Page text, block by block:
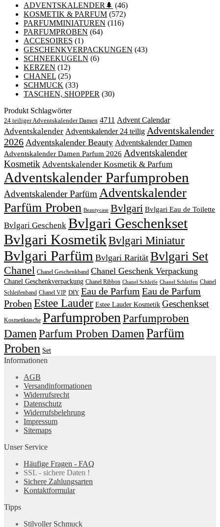
ADVENTSKALENDER🌲 (46)
KOSMETIK & PARFUM (572)
PARFUMMINIATUREN (116)
PARFUMPROBEN (64)
ACCESOIRES (1)
GESCHENKVERPACKUNGEN (43)
SCHNEEKUGELN (6)
KERZEN (12)
CHANEL (25)
SCHMUCK (33)
TASCHEN, SHOPPER (30)
Produkt Schlagwörter
24 teiliger Adventskalender Damen 4711 Advent Calendar
Adventskalender Adventskalender 24 teilig Adventskalender
2026 Adventskalender Beauty Adventskalender Damen
Adventskalender Damen Parfum 2026 Adventskalender
Kosmetik Adventskalender Kosmetik & Parfum
Adventskalender Parfumproben
Adventskalender Parfüm Adventskalender
Parfüm Proben Beautycase Bvlgari Bvlgari Eau de Toilette
Bvlgari Geschenk Bvlgari Geschenkset
Bvlgari KosmetikBvlgari Miniatur
Bvlgari Parfüm Bvlgari Rarität Bvlgari Set
Chanel Chanel Geschenkband Chanel Geschenk Verpackung
Chanel Geschenkverpackung Chanel Ribbon Chanel Schleife Chanel Schleifen Chanel
Schleifenband Chanel VIP DIY Eau de Parfum Eau de Parfum
Proben Estee Lauder Estee Lauder Kosmetik Geschenkset
Kosmetiktasche Parfumproben Parfumproben
Damen Parfum Proben Damen Parfüm
Proben Set
Informationen
AGB
Versandinformationen
Widerrufsrecht
Datenschutz
Widerrufsbelehrung
Impressum
Sitemaps
Unser Service
Häufige Fragen - FAQ
SSL - sichere Daten !
Sichere Zahlungsarten
Kontaktformular
Tipps
Stilvoller Schmuck